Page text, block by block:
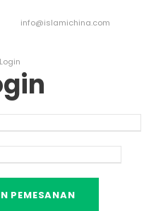
info@islamichina.com
Login